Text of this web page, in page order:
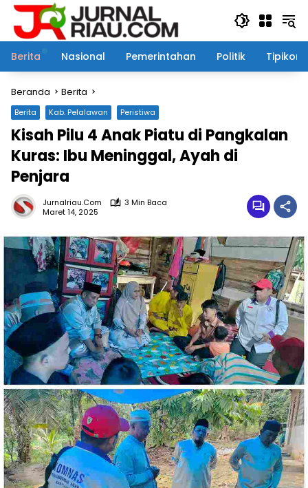
Langsung
konten
Berita
Nasional Pemerintahan Politik Tipikor
Beranda Berita
Berita Kab. Pelalawan Peristiwa
Kisah Pilu 4 Anak Piatu di Pangkalan
Kuras: Ibu Meninggal, Ayah di
Penjara
Jurnalriau.com
3 Min Baca
Maret 14, 2025